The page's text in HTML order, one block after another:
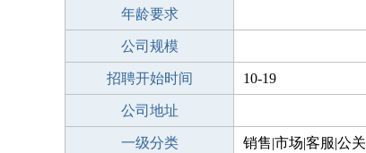
年龄要求
公司规模
招聘开始时间 10-19
公司地址
一级分类 销售|市场|客服|公关